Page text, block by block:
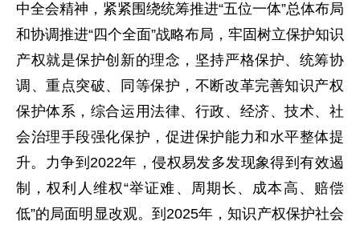
中全会精神，紧紧围绕统筹推进“五位一体”总体布局
和协调推进“四个全面”战略布局，牢固树立保护知识
产权就是保护创新的理念，坚持严格保护、统筹协
调、重点突破、同等保护，不断改革完善知识产权
保护体系，综合运用法律、行政、经济、技术、社
会治理手段强化保护，促进保护能力和水平整体提
升。力争到2022年，侵权易发多发现象得到有效遏
制，权利人维权“举证难、周期长、成本高、赔偿
低”的局面明显改观。到2025年，知识产权保护社会